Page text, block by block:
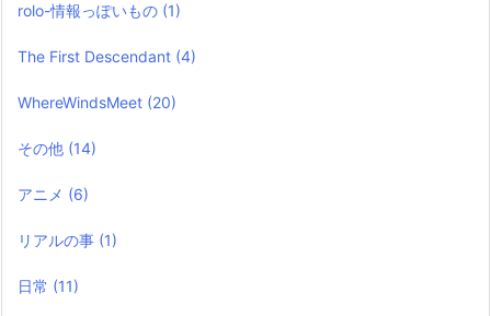
rolo-情報っぽいもの (1)
The First Descendant (4)
WhereWindsMeet (20)
その他 (14)
アニメ (6)
リアルの事 (1)
日常 (11)